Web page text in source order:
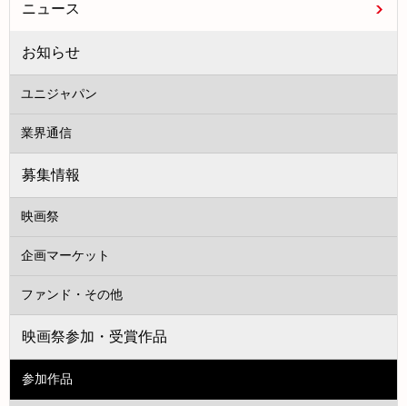
ニュース
お知らせ
ユニジャパン
業界通信
募集情報
映画祭
企画マーケット
ファンド・その他
映画祭参加・受賞作品
参加作品